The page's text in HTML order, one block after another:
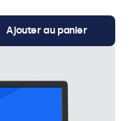
Ajouter au panier